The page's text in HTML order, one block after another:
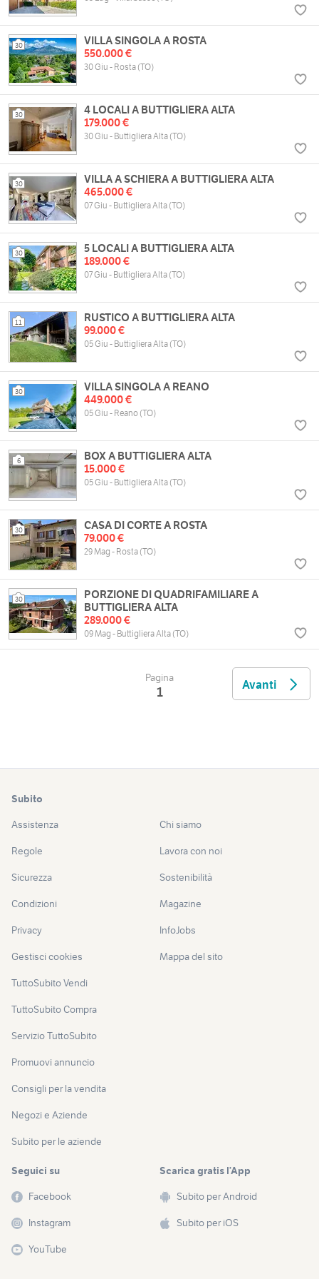
30
VILLA SINGOLA A ROSTA
550.000 €
30 Giu - Rosta (TO)
30
4 LOCALI A BUTTIGLIERA ALTA
179.000 €
30 Giu - Buttigliera Alta (TO)
30
VILLA A SCHIERA A BUTTIGLIERA ALTA
465.000 €
07 Giu - Buttigliera Alta (TO)
30
5 LOCALI A BUTTIGLIERA ALTA
189.000 €
07 Giu - Buttigliera Alta (TO)
11
RUSTICO A BUTTIGLIERA ALTA
99.000 €
05 Giu - Buttigliera Alta (TO)
30
VILLA SINGOLA A REANO
449.000 €
05 Giu - Reano (TO)
6
BOX A BUTTIGLIERA ALTA
15.000 €
05 Giu - Buttigliera Alta (TO)
30
CASA DI CORTE A ROSTA
79.000 €
29 Mag - Rosta (TO)
30
PORZIONE DI QUADRIFAMILIARE A
BUTTIGLIERA ALTA
289.000 €
09 Mag - Buttigliera Alta (TO)
Pagina
1 Avanti
Subito
Assistenza
Regole
Sicurezza
Condizioni
Privacy
Gestisci cookies
TuttoSubito Vendi
TuttoSubito Compra
Servizio TuttoSubito
Promuovi annuncio
Consigli per la vendita
Negozi e Aziende
Subito per le aziende
Chi siamo
Lavora con noi
Sostenibilità
Magazine
InfoJobs
Mappa del sito
Seguici su
Facebook
Instagram
YouTube
Scarica gratis l’App
Subito per Android
Subito per iOS